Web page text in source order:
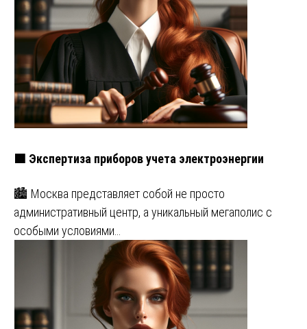
🟩 Экспертиза приборов учета электроэнергии
🏙️ Москва представляет собой не просто
административный центр, а уникальный мегаполис с
особыми условиями…